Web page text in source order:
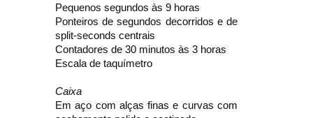
Pequenos segundos às 9 horas
Ponteiros de segundos decorridos e de
split-seconds centrais
Contadores de 30 minutos às 3 horas
Escala de taquímetro
Caixa
Em aço com alças finas e curvas com